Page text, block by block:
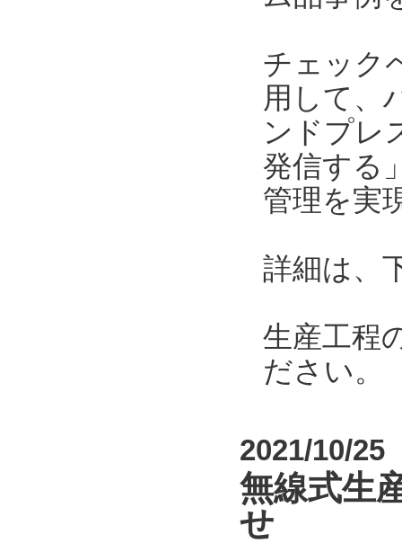
チェック
用して、
ンドプレ
発信する
管理を実
詳細は、
生産工程
ださい。
2021/10/25
無線式生
せ